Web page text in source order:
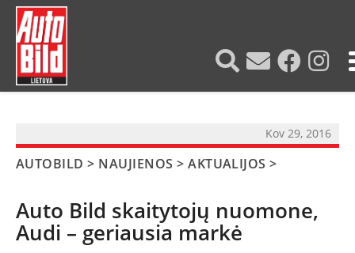
Kov 29, 2016
AUTOBILD > NAUJIENOS >AKTUALIJOS >
Auto Bild skaitytojų nuomone,
Audi – geriausia markė